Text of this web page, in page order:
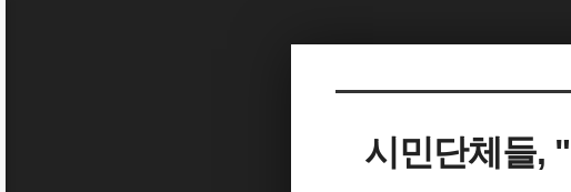
시민단체들,
Sketchbook5, 스케치북5